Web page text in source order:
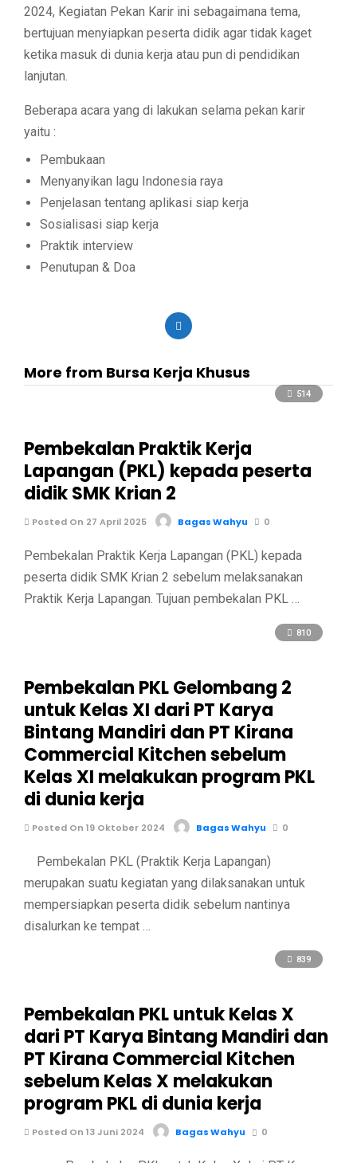
2024, Kegiatan Pekan Karir ini sebagaimana tema,
bertujuan menyiapkan peserta didik agar tidak kaget
ketika masuk di dunia kerja atau pun di pendidikan
lanjutan.
Beberapa acara yang di lakukan selama pekan karir
yaitu :
Pembukaan
Menyanyikan lagu Indonesia raya
Penjelasan tentang aplikasi siap kerja
Sosialisasi siap kerja
Praktik interview
Penutupan & Doa
More from Bursa Kerja Khusus
514
Pembekalan Praktik Kerja
Lapangan (PKL) kepada peserta
didik SMK Krian 2
Posted On 27 April 2025 Bagas Wahyu 0
Pembekalan Praktik Kerja Lapangan (PKL) kepada
peserta didik SMK Krian 2 sebelum melaksanakan
Praktik Kerja Lapangan. Tujuan pembekalan PKL …
810
Pembekalan PKL Gelombang 2
untuk Kelas XI dari PT Karya
Bintang Mandiri dan PT Kirana
Commercial Kitchen sebelum
Kelas XI melakukan program PKL
di dunia kerja
Posted On 19 Oktober 2024 Bagas Wahyu 0
Pembekalan PKL (Praktik Kerja Lapangan)
merupakan suatu kegiatan yang dilaksanakan untuk
mempersiapkan peserta didik sebelum nantinya
disalurkan ke tempat …
839
Pembekalan PKL untuk Kelas X
dari PT Karya Bintang Mandiri dan
PT Kirana Commercial Kitchen
sebelum Kelas X melakukan
program PKL di dunia kerja
Posted On 13 Juni 2024 Bagas Wahyu 0